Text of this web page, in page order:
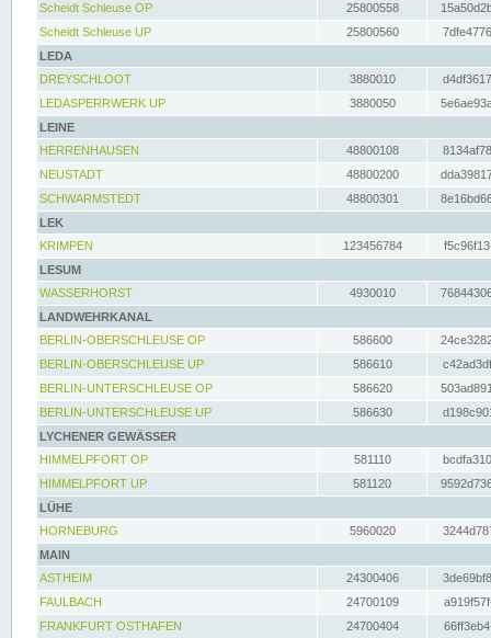
Scheidt Schleuse OP
25800558
Scheidt Schleuse UP
25800560
LEDA
DREYSCHLOOT
3880010
LEDASPERRWERK UP
3880050
LEINE
HERRENHAUSEN
48800108
NEUSTADT
48800200
SCHWARMSTEDT
48800301
LEK
KRIMPEN
123456784
LESUM
WASSERHORST
4930010
LANDWEHRKANAL
BERLIN-OBERSCHLEUSE OP
586600
BERLIN-OBERSCHLEUSE UP
586610
BERLIN-UNTERSCHLEUSE OP
586620
BERLIN-UNTERSCHLEUSE UP
586630
LYCHENER GEWÄSSER
HIMMELPFORT OP
581110
HIMMELPFORT UP
581120
LÜHE
HORNEBURG
5960020
MAIN
ASTHEIM
24300406
FAULBACH
24700109
FRANKFURT OSTHAFEN
24700404